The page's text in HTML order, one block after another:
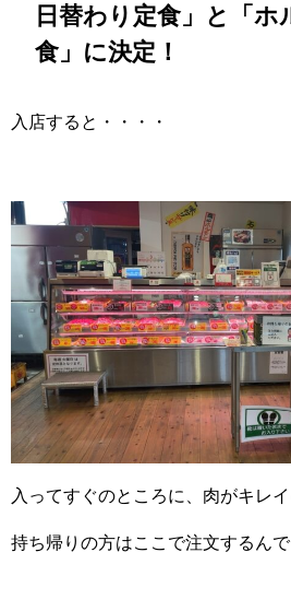
日替わり定食」と「ホ
食」に決定！
入店すると・・・・
入ってすぐのところに、肉がキレイ
持ち帰りの方はここで注文するんで